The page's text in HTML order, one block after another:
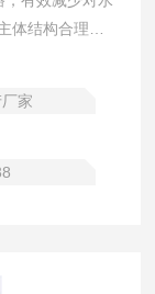
体结构合理，
家